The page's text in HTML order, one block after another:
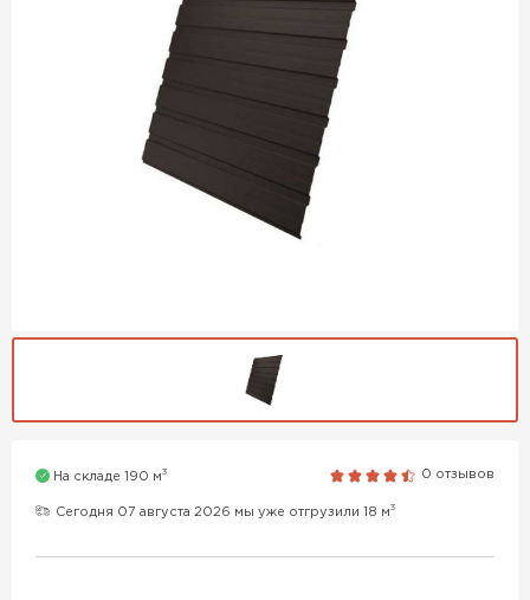
На складе 190 м3 0 отзывов
Сегодня 07 августа 2026 мы уже отгрузили 18 м3